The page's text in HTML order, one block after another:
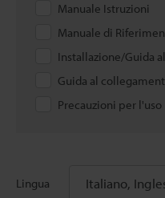
Manuale Istruzioni
Manuale di
Installazione/Guida
Guida al
Precauzioni per l'uso
Lingua Italiano,